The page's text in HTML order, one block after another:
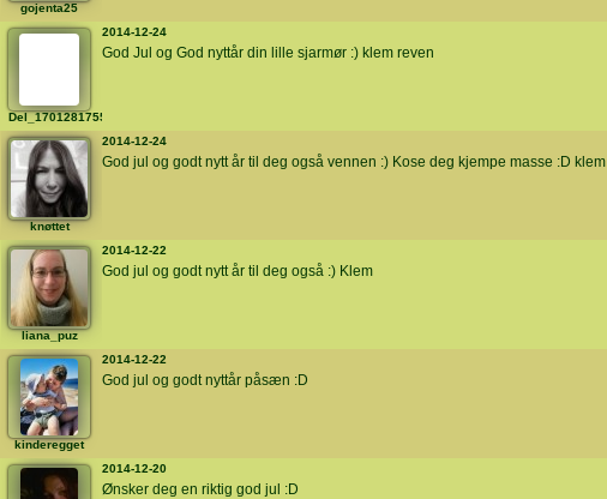
gojenta25
Del_170128175551
2014-12-24
God Jul og God nyttår din lille sjarmør :) klem reven
knøttet
2014-12-24
God jul og godt nytt år til deg også vennen :) Kose deg kjempe masse :D klem
liana_puz
2014-12-22
God jul og godt nytt år til deg også :) Klem
kinderegget
2014-12-22
God jul og godt nyttår påsæn :D
2014-12-20
Ønsker deg en riktig god jul :D